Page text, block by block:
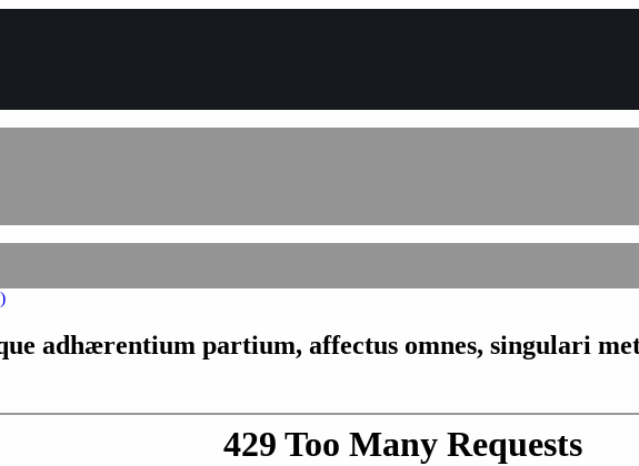
adhærentium partium, affectus omnes, singulari